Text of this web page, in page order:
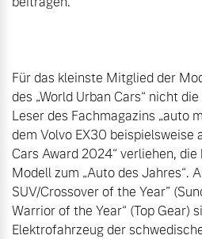
Für das kleinste Mitglied der
des „World Urban Cars“ nicht
Leser des Fachmagazins „auto
dem Volvo EX30 beispielsweise
Cars Award 2024“ verliehen, die
Modell zum „Auto des Jahres“.
SUV/Crossover of the Year”
Warrior of the Year“ (Top Gear)
Elektrofahrzeug der